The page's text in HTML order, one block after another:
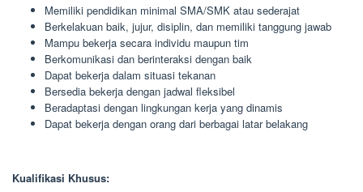
Memiliki pendidikan minimal SMA/SMK atau sederajat
Berkelakuan baik, jujur, disiplin, dan memiliki tanggung jawab
Mampu bekerja secara individu maupun tim
Berkomunikasi dan berinteraksi dengan baik
Dapat bekerja dalam situasi tekanan
Bersedia bekerja dengan jadwal fleksibel
Beradaptasi dengan lingkungan kerja yang dinamis
Dapat bekerja dengan orang dari berbagai latar belakang
Kualifikasi Khusus: